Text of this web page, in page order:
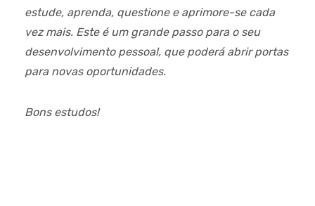
estude, aprenda, questione e aprimore-se cada
vez mais. Este é um grande passo para o seu
desenvolvimento pessoal, que poderá abrir portas
para novas oportunidades.
Bons estudos!